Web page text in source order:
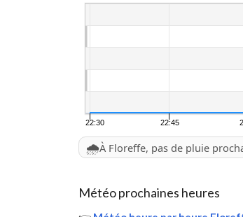
22:30 22:45
🌧️À Floreffe, pas de pluie
Météo prochaines heures